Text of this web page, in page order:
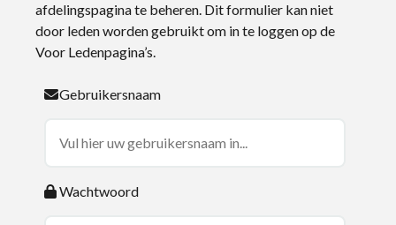
afdelingspagina te beheren. Dit formulier kan niet
door leden worden gebruikt om in te loggen op de
Voor Ledenpagina’s.
Gebruikersnaam
Wachtwoord